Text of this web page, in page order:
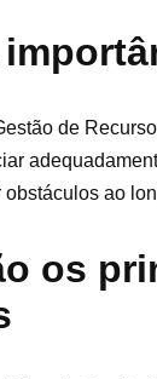
de
ao
os